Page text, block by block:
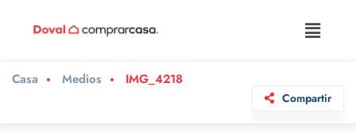
Casa Medios IMG_4218
Compartir